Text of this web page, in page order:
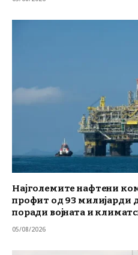
Најголемите нафтени
профит од 93 милијарди
поради војната и
05/08/2026